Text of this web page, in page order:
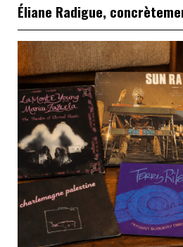
Éliane Radigue,